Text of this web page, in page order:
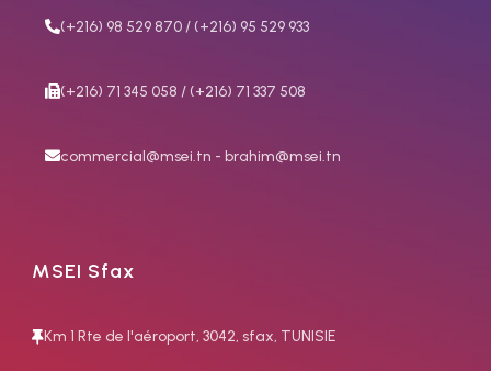
(+216) 98 529 870 / (+216) 95 529 933
(+216) 71 345 058 / (+216) 71 337 508
commercial@msei.tn - brahim@msei.tn
MSEI Sfax
Km 1 Rte de l'aéroport, 3042, sfax, TUNISIE